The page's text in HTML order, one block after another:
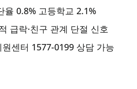
율 0.8% 고등학교 2.1%
급락·친구 관계 단절 신호
센터 1577-0199 상담 가능